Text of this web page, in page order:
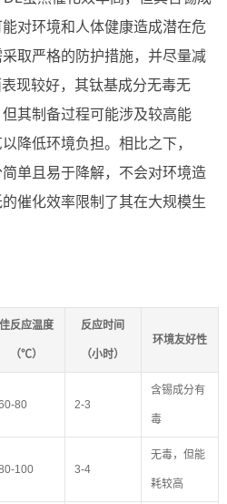
对环境和人体健康造成潜在危
取严格的防护措施，并尽量减
现较好，其钛基成分无毒无
其制备过程可能涉及较高能
降低环境负担。相比之下，
单且易于降解，不会对环境造
催化效率限制了其在大规模生
佳反应温度
（℃）
反应时间
（小时）
环境友好性
80 2-3
含锡成分有
毒
100 3-4
无毒，但能
耗较高